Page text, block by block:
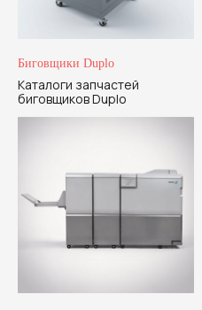
Биговщики Duplo
Каталоги запчастей
биговщиков Duplo